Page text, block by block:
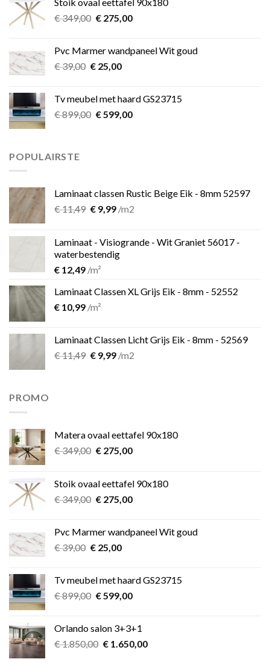
€ 349,00.€ 275,00.
€349,00 Oorspronkelijke
€ 349,00.
€275,00Huidige
€ 275,00.
Pvc Marmer wandpaneel Wit goud
€39,00 Oorspronkelijke
€ 39,00.
€25,00Huidige
€ 25,00.
Tv meubel met haard GS23715
€899,00 Oorspronkelijke
€599,00Huidige
POPULAIRSTE
Laminaat classen Rustic Beige Eik - 8mm 52597
€11,49 Oorspronkelijke
€ 11,49.
€9,99Huidige
€ 9,99.
/m2
Laminaat - Visiogrande - Wit Graniet 56017 -
waterbestendig
€ 12,49 /m²
Laminaat Classen XL Grijs Eik - 8mm - 52552
€ 10,99 /m²
Laminaat Classen Licht Grijs Eik - 8mm - 52569
€11,49 Oorspronkelijke
€9,99Huidige
/m2
PROMO
Matera ovaal eettafel 90x180
€349,00 Oorspronkelijke
€ 349,00.
€275,00Huidige
€ 275,00.
Stoik ovaal eettafel 90x180
€349,00 Oorspronkelijke
€ 349,00.
€275,00Huidige
€ 275,00.
Pvc Marmer wandpaneel Wit goud
€39,00 Oorspronkelijke
€ 39,00.
€25,00Huidige
€ 25,00.
Tv meubel met haard GS23715
€899,00 Oorspronkelijke
€ 899,00.
€599,00Huidige
€ 599,00.
Orlando salon 3+3+1
€1.850,00 Oorspronkelijke
€1.650,00Huidige